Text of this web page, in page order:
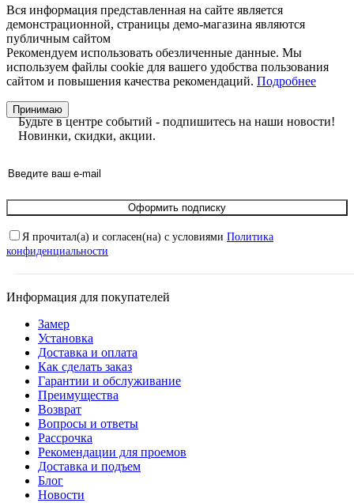
Вся информация представленная на сайте является
демонстрационной, страницы демо-магазина являются
публичным сайтом
Рекомендуем использовать обезличенные данные. Мы
используем файлы cookie для вашего удобства пользования
сайтом и повышения качества рекомендаций. Подробнее
Принимаю
Будьте в центре событий - подпишитесь на наши новости!
Новинки, скидки, акции.
Оформить подписку
Я прочитал(а) и согласен(на) с условиями Политика
конфиденциальности
Информация для покупателей
Замер
Установка
Доставка и оплата
Как сделать заказ
Гарантии и обслуживание
Преимущества
Возврат
Вопросы и ответы
Рассрочка
Рекомендации для проемов
Доставка и подъем
Блог
Новости